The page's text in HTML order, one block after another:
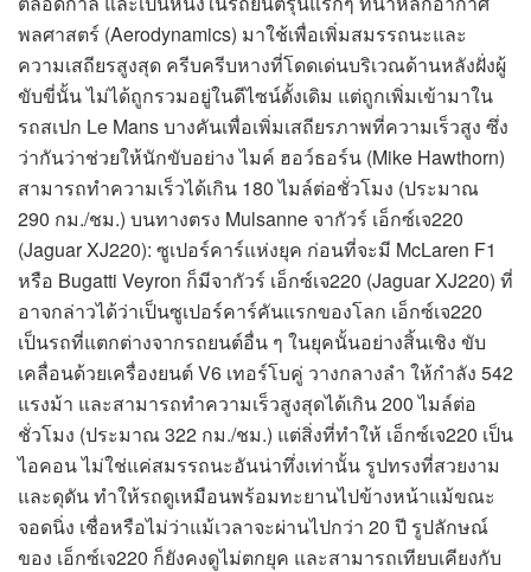
พลศาสตร์ (Aerodynamics) มาใช้เพื่อเพิ่มสมรรถนะและ
ความเสถียรสูงสุด ครีบครีบหางที่โดดเด่นบริเวณด้านหลังฝั่งผู้
ขับขี่นั้น ไม่ได้ถูกรวมอยู่ในดีไซน์ดั้งเดิม แต่ถูกเพิ่มเข้ามาใน
รถสเปก Le Mans บางคันเพื่อเพิ่มเสถียรภาพที่ความเร็วสูง ซึ่ง
ว่ากันว่าช่วยให้นักขับอย่าง ไมค์ ฮอว์ธอร์น (Mike Hawthorn)
สามารถทำความเร็วได้เกิน 180 ไมล์ต่อชั่วโมง (ประมาณ
290 กม./ชม.) บนทางตรง Mulsanne จากัวร์ เอ็กซ์เจ220
(Jaguar XJ220): ซูเปอร์คาร์แห่งยุค ก่อนที่จะมี McLaren F1
หรือ Bugatti Veyron ก็มีจากัวร์ เอ็กซ์เจ220 (Jaguar XJ220) ที่
อาจกล่าวได้ว่าเป็นซูเปอร์คาร์คันแรกของโลก เอ็กซ์เจ220
เป็นรถที่แตกต่างจากรถยนต์อื่น ๆ ในยุคนั้นอย่างสิ้นเชิง ขับ
เคลื่อนด้วยเครื่องยนต์ V6 เทอร์โบคู่ วางกลางลำ ให้กำลัง 542
แรงม้า และสามารถทำความเร็วสูงสุดได้เกิน 200 ไมล์ต่อ
ชั่วโมง (ประมาณ 322 กม./ชม.) แต่สิ่งที่ทำให้ เอ็กซ์เจ220 เป็น
ไอคอน ไม่ใช่แค่สมรรถนะอันน่าทึ่งเท่านั้น รูปทรงที่สวยงาม
และดุดัน ทำให้รถดูเหมือนพร้อมทะยานไปข้างหน้าแม้ขณะ
จอดนิ่ง เชื่อหรือไม่ว่าแม้เวลาจะผ่านไปกว่า 20 ปี รูปลักษณ์
ของ เอ็กซ์เจ220 ก็ยังคงดูไม่ตกยุค และสามารถเทียบเคียงกับ